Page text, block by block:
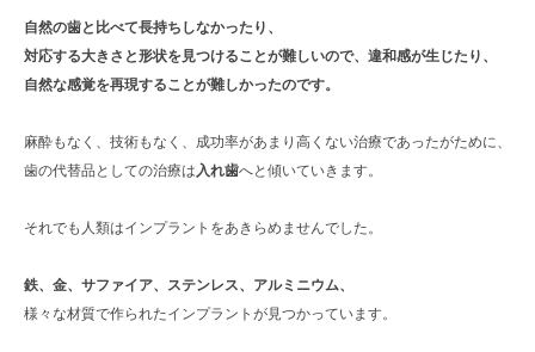
自然の歯と比べて長持ちしなかったり、
対応する大きさと形状を見つけることが難しいので、違和感が生じたり、
自然な感覚を再現することが難しかったのです。
麻酔もなく、技術もなく、成功率があまり高くない治療であったがために、
歯の代替品としての治療は入れ歯へと傾いていきます。
それでも人類はインプラントをあきらめませんでした。
鉄、金、サファイア、ステンレス、アルミニウム、
様々な材質で作られたインプラントが見つかっています。